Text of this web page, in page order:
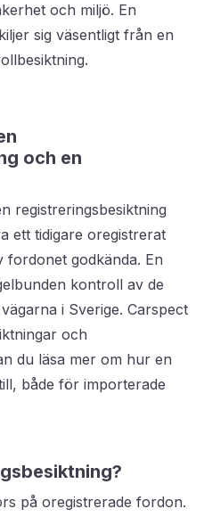
och miljö. En
sig väsentligt från en
och en
registreringsbesiktning
ett tidigare oregistrerat
godkända. En
kontroll av de
i Sverige. Carspect
och
du läsa mer om hur en
både för importerade
på oregistrerade fordon.